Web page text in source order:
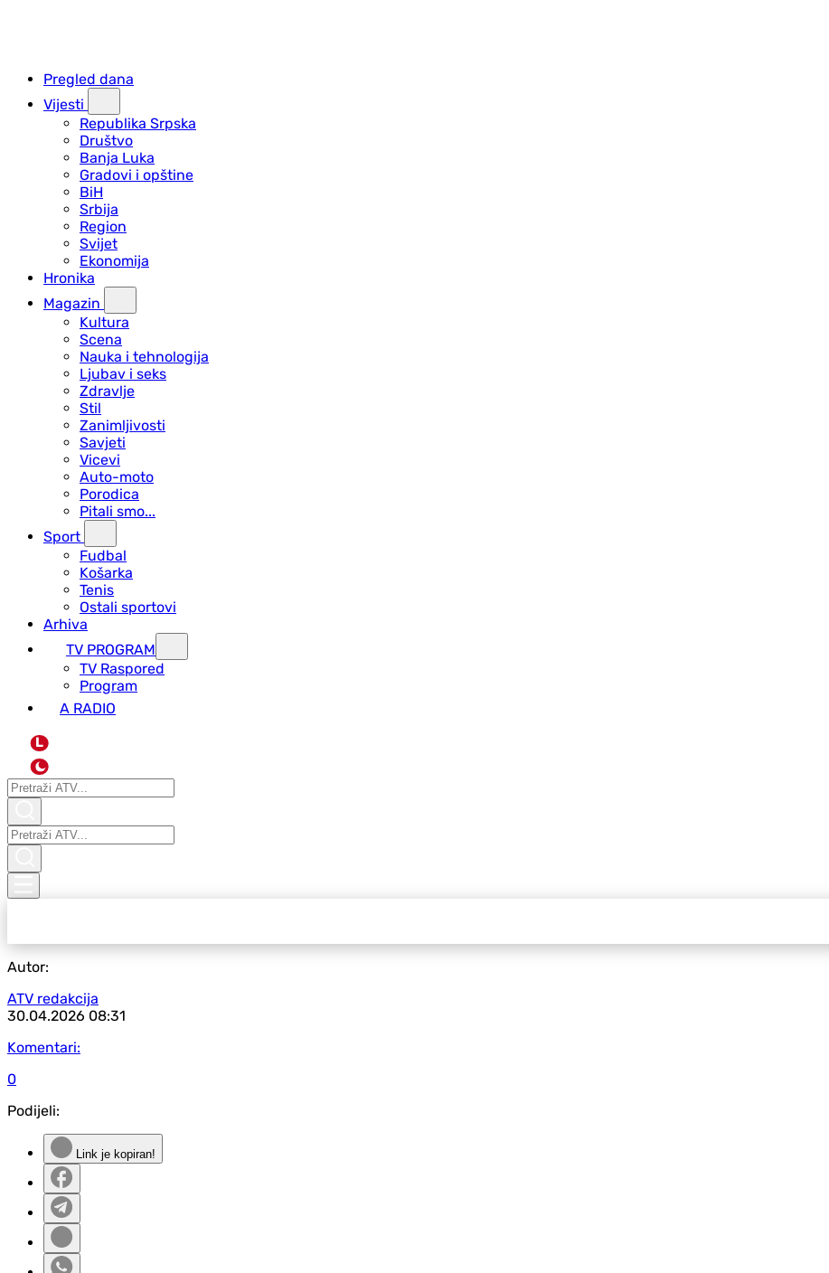
Pregled dana
Vijesti
Republika Srpska
Društvo
Banja Luka
Gradovi i opštine
BiH
Srbija
Region
Svijet
Ekonomija
Hronika
Magazin
Kultura
Scena
Nauka i tehnologija
Ljubav i seks
Zdravlje
Stil
Zanimljivosti
Savjeti
Vicevi
Auto-moto
Porodica
Pitali smo...
Sport
Fudbal
Košarka
Tenis
Ostali sportovi
Arhiva
TV PROGRAM
ТV Raspored
Program
A RADIO
L
Autor:
ATV redakcija
30.04.2026 08:31
Komentari:
0
Podijeli:
Link je kopiran!